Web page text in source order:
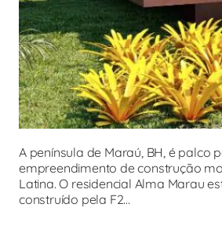
A península de Maraú, BH, é palco
empreendimento de construção
Latina. O residencial Alma Marau
construído pela F2…